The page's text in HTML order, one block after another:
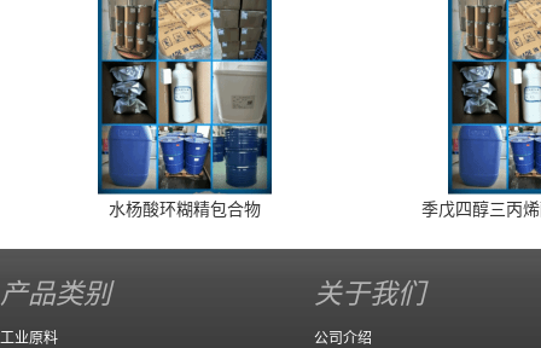
水杨酸环糊精包合物 季戊四醇三丙
产品类别
工业原料
关于我们
公司介绍